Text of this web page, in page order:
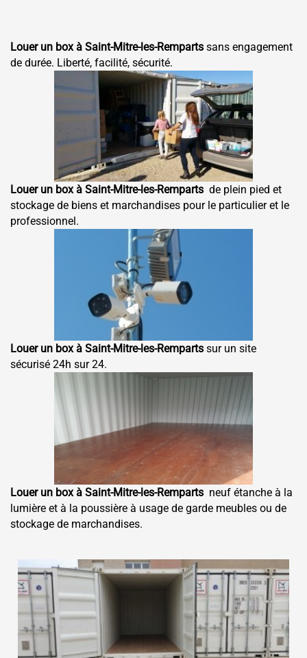
Louer un box à Saint-Mitre-les-Remparts sans engagement
de durée. Liberté, facilité, sécurité.
Louer un box à Saint-Mitre-les-Remparts de plein pied et
stockage de biens et marchandises pour le particulier et le
professionnel.
Louer un box à Saint-Mitre-les-Remparts sur un site
sécurisé 24h sur 24.
Louer un box à Saint-Mitre-les-Remparts neuf étanche à la
lumière et à la poussière à usage de garde meubles ou de
stockage de marchandises.